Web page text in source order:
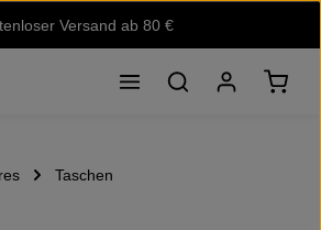
Versand ab 80 €
Taschen